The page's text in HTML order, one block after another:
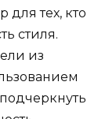
тех, кто
стиля.
из